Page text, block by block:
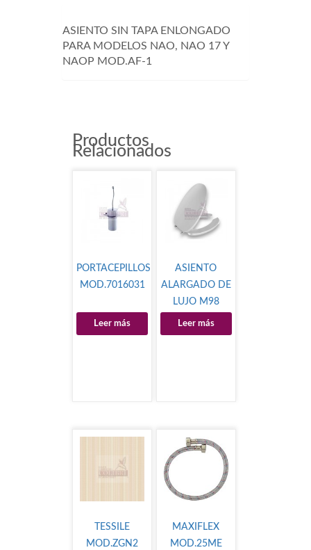
ASIENTO SIN TAPA ENLONGADO
PARA MODELOS NAO, NAO 17 Y
NAOP MOD.AF-1
Productos
Relacionados
PORTACEPILLOS
MOD.7016031
Leer más
ASIENTO
ALARGADO DE
LUJO M98
Leer más
TESSILE
MOD.ZGN2
MAXIFLEX
MOD.25ME